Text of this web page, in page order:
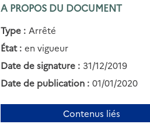
A PROPOS DU DOCUMENT
Type : Arrêté
État : en vigueur
Date de signature : 31/12/2019
Date de publication : 01/01/2020
Contenus liés